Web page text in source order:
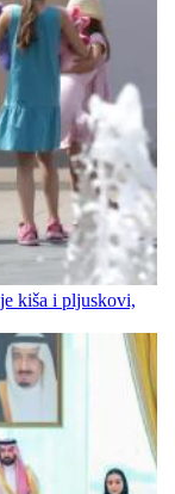
kiša i pljuskovi,